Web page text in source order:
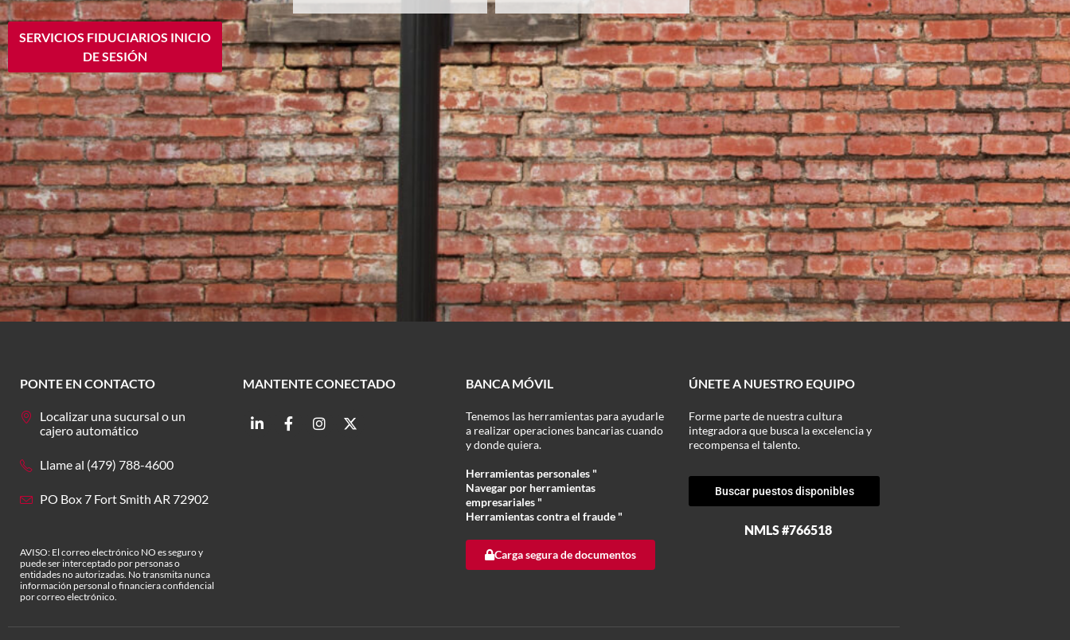
SERVICIOS FIDUCIARIOS INICIO
DE SESIÓN
PONTE EN CONTACTO
Localizar una sucursal o un
cajero automático
Llame al (479) 788-4600
PO Box 7 Fort Smith AR 72902
AVISO: El correo electrónico NO es seguro y
puede ser interceptado por personas o
entidades no autorizadas. No transmita nunca
información personal o financiera confidencial
por correo electrónico.
MANTENTE CONECTADO BANCA MÓVIL
Tenemos las herramientas para ayudarle
a realizar operaciones bancarias cuando
y donde quiera.
Herramientas personales "
Navegar por herramientas
empresariales "
Herramientas contra el fraude "
Carga segura de documentos
ÚNETE A NUESTRO EQUIPO
Forme parte de nuestra cultura
integradora que busca la excelencia y
recompensa el talento.
Buscar puestos disponibles
NMLS #766518